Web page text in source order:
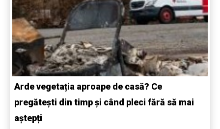
Arde vegetația aproape de casă? Ce
pregătești din timp și când pleci fără să mai
aștepți